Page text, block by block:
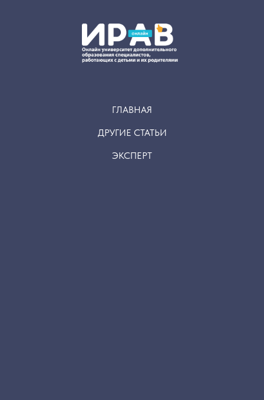
ГЛАВНАЯ
ДРУГИЕ СТАТЬИ
ЭКСПЕРТ